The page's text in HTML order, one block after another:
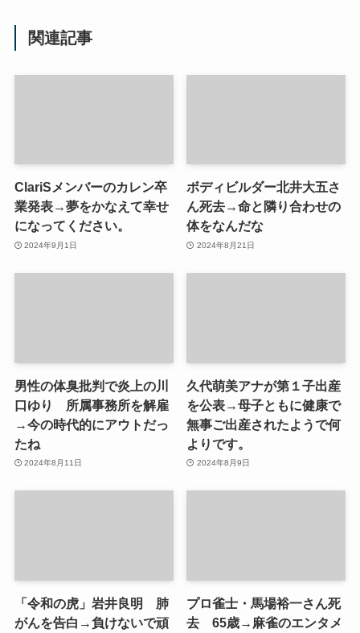
関連記事
ClariSメンバーのカレン卒
業発表→夢をかなえて幸せ
になってください。
2024年9月1日
ボディビルダー北井大五さ
ん死去→命と隣り合わせの
体をなんだな
2024年8月21日
男性の体臭批判で炎上の川
口ゆり 所属事務所を解雇
→今の時代的にアウトだっ
たね
2024年8月11日
久代萌美アナが第１子出産
を公表→母子ともに健康で
無事ご出産されたようで何
よりです。
2024年8月9日
「令和の虎」岩井良明 肺
がんを告白→負けないで頑
プロ雀士・馬場裕一さん死
去 65歳→麻雀のエンタメ